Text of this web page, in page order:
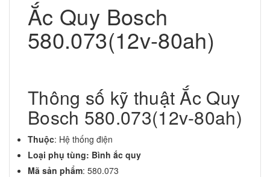
Ắc Quy Bosch
580.073(12v-80ah)
Thông số kỹ thuật Ắc Quy
Bosch 580.073(12v-80ah)
Thuộc: Hệ thống điện
Loại phụ tùng: Bình ắc quy
Mã sản phẩm: 580.073